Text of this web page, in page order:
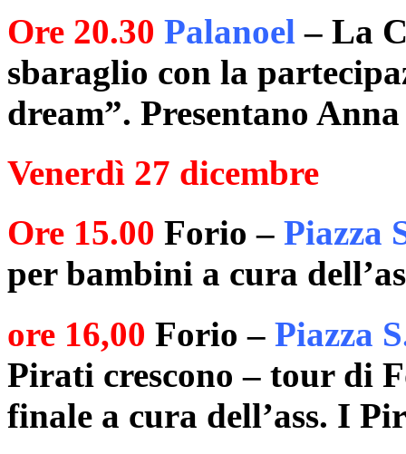
Ore 20.30 Palanoel – La
sbaraglio con la
dream”. Presentano
Venerdì 27 dicembre
Ore 15.00 Forio – Piazza
per bambini a cura
ore 16,00 Forio – Piazza
Pirati crescono – tour di
finale a cura dell’ass. I